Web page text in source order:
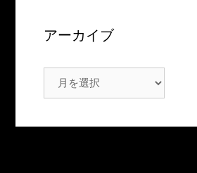
アーカイブ
ー